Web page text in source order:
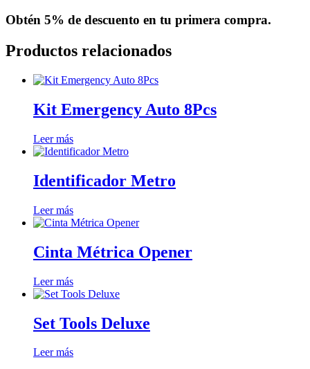
Obtén 5% de descuento en tu primera compra.
Productos relacionados
Kit Emergency Auto 8Pcs
Leer más
Identificador Metro
Leer más
Cinta Métrica Opener
Leer más
Set Tools Deluxe
Leer más